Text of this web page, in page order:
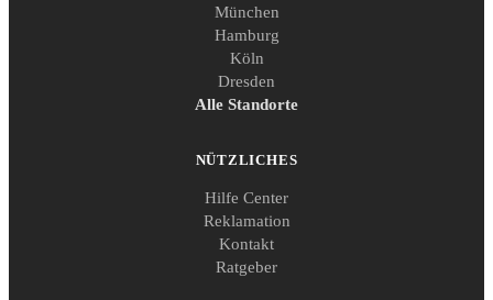
München
Hamburg
Köln
Dresden
Alle Standorte
NÜTZLICHES
Hilfe Center
Reklamation
Kontakt
Ratgeber